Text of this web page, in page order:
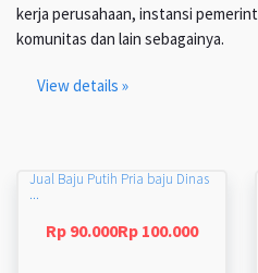
kerja perusahaan, instansi
komunitas dan lain sebagainya.
View details »
Jual Baju Putih Pria baju Dinas
...
Rp 90.000Rp 100.000